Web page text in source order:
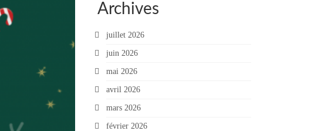
Archives
juillet 2026
juin 2026
mai 2026
avril 2026
mars 2026
février 2026